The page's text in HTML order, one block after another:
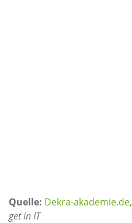
Quelle: Dekra-akademie.de,
get in IT